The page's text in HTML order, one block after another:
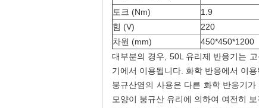
토크 (Nm)
1.9
힘 (V)
220
차원 (mm)
450*450*1200
대부분의 경우, 50L 유리제 반응기는
기에서 이용됩니다. 화학 반응에서 이
붕규산염의 사용은 다른 화학 반응기
모양이 붕규산 유리에 의하여 여전히 보